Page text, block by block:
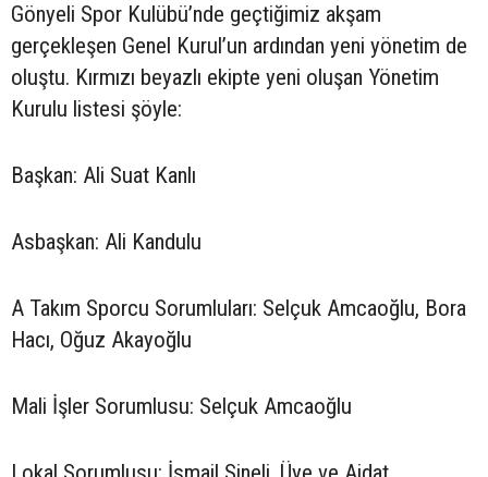
Gönyeli Spor Kulübü’nde geçtiğimiz akşam
gerçekleşen Genel Kurul’un ardından yeni yönetim de
oluştu. Kırmızı beyazlı ekipte yeni oluşan Yönetim
Kurulu listesi şöyle:
Başkan: Ali Suat Kanlı
Asbaşkan: Ali Kandulu
A Takım Sporcu Sorumluları: Selçuk Amcaoğlu, Bora
Hacı, Oğuz Akayoğlu
Mali İşler Sorumlusu: Selçuk Amcaoğlu